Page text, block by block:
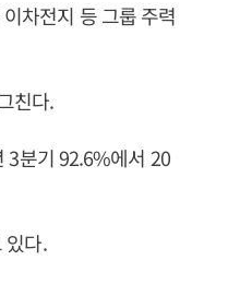
차전지 등 그룹 주력
친다.
3분기 92.6%에서 20
있다.